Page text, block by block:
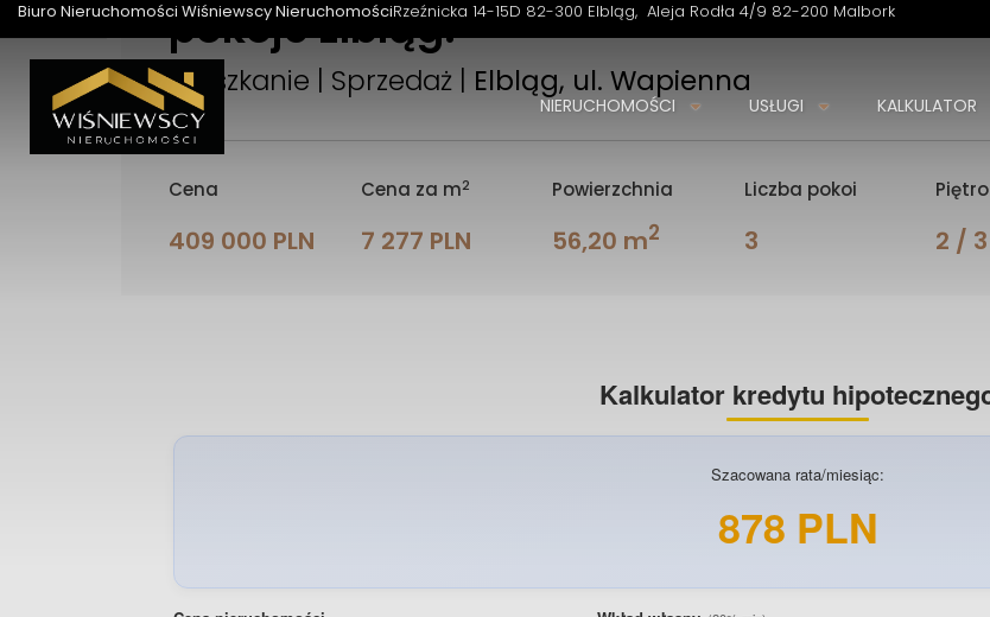
Biuro Nieruchomości Wiśniewscy NieruchomościRzeźnicka 14-15D 82-300 Elbląg Aleja Rodła 4/9 82-200 Malbork
NIERUCHOMOŚCI USŁUGI KALKULATOR
pokoje Elbląg.
Mieszkanie | Sprzedaż | Elbląg, ul. Wapienna
Cena
409 000 PLN
Cena za m2
7 277 PLN
Powierzchnia
56,20 m2
Liczba pokoi
3
Piętro
2 / 3